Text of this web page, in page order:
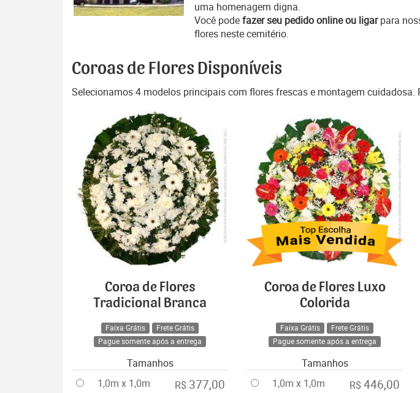
uma homenagem digna.
Você podefazer seu pedido online ou ligarpara
flores neste cemitério.
Coroas de Flores Disponíveis
Selecionamos 4 modelos principais com flores frescas e montagem cuidadosa.
Coroa de Flores
Tradicional Branca
Faixa Grátis
Frete Grátis
Pague somente após a entrega
Tamanhos
1,0m x 1,0m
R$ 377,00
Coroa de Flores Luxo
Colorida
Faixa Grátis
Frete Grátis
Pague somente após a entrega
Tamanhos
1,0m x 1,0m
R$ 446,00